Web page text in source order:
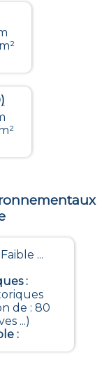
...
:
de : 80
...)
: